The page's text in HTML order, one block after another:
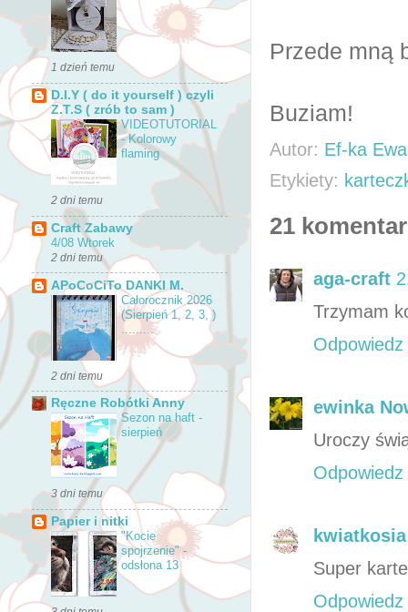
Przede mną
Buziam!
Autor: Ef-ka
Etykiety:
21
aga-craft
Trzymam
Odpowiedz
ewinka
Uroczy
Odpowiedz
kwiatkosia
Super
Odpowiedz
1 dzień temu
D.I.Y ( do it yourself ) czyli
Z.T.S ( zrób to sam )
VIDEOTUTORIAL
- Kolorowy
flaming
2 dni temu
Craft Zabawy
4/08 Wtorek
2 dni temu
APoCoCiTo DANKI M.
Całorocznik 2026
(Sierpień 1, 2, 3, )
.........
2 dni temu
Ręczne Robótki Anny
Sezon na haft -
sierpień
3 dni temu
Papier i nitki
"Kocie
spojrzenie" -
odsłona 13